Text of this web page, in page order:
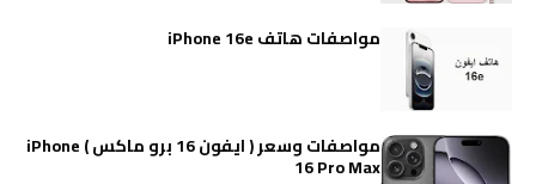
مواصفات هاتف iPhone 16e
مواصفات وسعر ( ايفون 16 برو ماكس ) iPhone
16 Pro Max